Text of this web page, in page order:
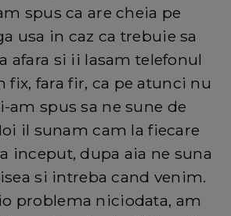
spus ca are cheia pe
usa in caz ca trebuie sa
afara si ii lasam telefonul
fix, fara fir, ca pe atunci nu
am spus sa ne sune de
il sunam cam la fiecare
inceput, dupa aia ne suna
si intreba cand venim.
problema niciodata, am